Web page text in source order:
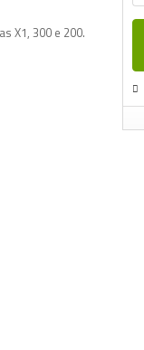
X1, 300 e 200.